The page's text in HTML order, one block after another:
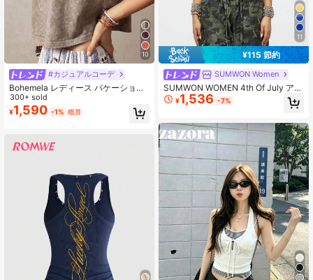
10
#カジュアルコーデ
Bohemela レディース バケーション
ノースリーブ ラウンドネック タンク
トップ
300+ sold
¥1,590 -1% 概算
11
¥115 節約
SUMWON Women
SUMWON WOMEN 4th Of July アメ
リカの恋人 タンクトップ ノースリー
ブ クロップ サマー Y2K ファッショ
ュアル ストリートウェア フェスティ
バル アーバン レトロ バーシティ ス
¥1,536 -7%